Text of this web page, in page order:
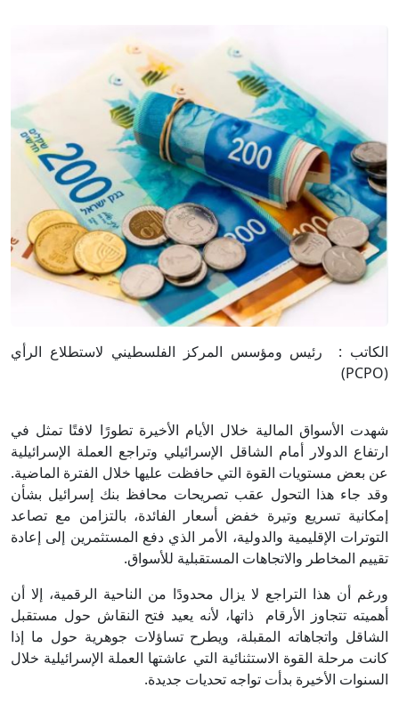
الكاتب : رئيس ومؤسس المركز الفلسطيني لاستطلاع الرأي
(PCPO)
شهدت الأسواق المالية خلال الأيام الأخيرة تطورًا لافتًا تمثل في
ارتفاع الدولار أمام الشاقل الإسرائيلي وتراجع العملة الإسرائيلية
عن بعض مستويات القوة التي حافظت عليها خلال الفترة الماضية.
وقد جاء هذا التحول عقب تصريحات محافظ بنك إسرائيل بشأن
إمكانية تسريع وتيرة خفض أسعار الفائدة، بالتزامن مع تصاعد
التوترات الإقليمية والدولية، الأمر الذي دفع المستثمرين إلى إعادة
تقييم المخاطر والاتجاهات المستقبلية للأسواق.
ورغم أن هذا التراجع لا يزال محدودًا من الناحية الرقمية، إلا أن
أهميته تتجاوز الأرقام ذاتها، لأنه يعيد فتح النقاش حول مستقبل
الشاقل واتجاهاته المقبلة، ويطرح تساؤلات جوهرية حول ما إذا
كانت مرحلة القوة الاستثنائية التي عاشتها العملة الإسرائيلية خلال
السنوات الأخيرة بدأت تواجه تحديات جديدة.